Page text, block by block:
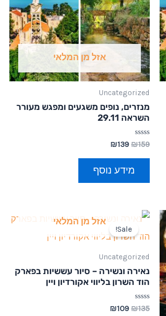
אזל מן המלאי
Uncategorized
מנזרים, נופים משגעים ומפגש מעורר
השראה 29.11
דורג
מתוך
₪159
₪139
מידע נוסף
אזל מן המלאי
Sale!
Uncategorized
נאירה ונשירה – סיור עששיות בפארק
הוד השרון בליווי אקורדיון ויין
דורג₪135
₪109